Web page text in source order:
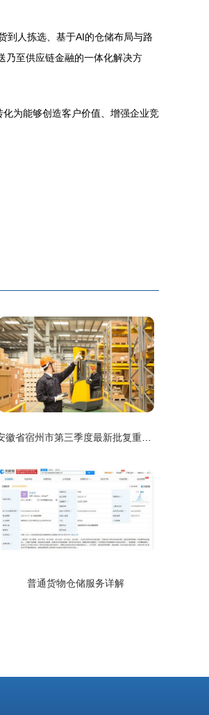
到人拣选、基于AI的仓储布局与路
乃至供应链金融的一体化解决方
为能够创造客户价值、增强企业竞
普通货物仓储服务详解